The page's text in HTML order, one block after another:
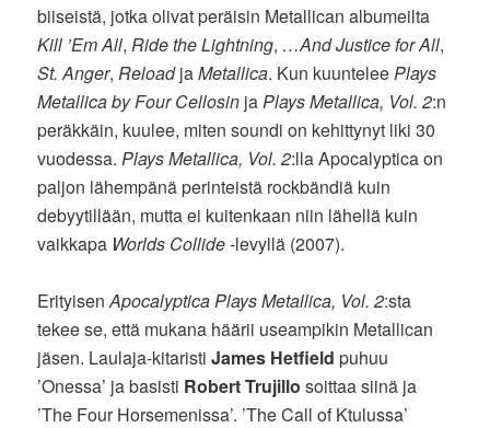
biiseistä, jotka olivat peräisin Metallican albumeilta
Kill ’Em All, Ride the Lightning, …And Justice for All,
St. Anger, ReloadjaMetallica. Kun kuuntelee Plays
Metallica by Four Cellosin ja Plays Metallica, Vol. 2:n
peräkkäin, kuulee, miten soundi on kehittynyt liki 30
vuodessa. Plays Metallica, Vol. 2:lla Apocalyptica on
paljon lähempänä perinteistä rockbändiä kuin
debyytillään, mutta ei kuitenkaan niin lähellä kuin
vaikkapa Worlds Collide-levyllä (2007).
ErityisenApocalyptica Plays Metallica, Vol. 2:sta
tekee se, että mukana häärii useampikin Metallican
jäsen. Laulaja-kitaristiJames Hetfield puhuu
’Onessa’ ja basisti Robert Trujillo soittaa siinä ja
’The Four Horsemenissa’. ’The Call of Ktulussa’